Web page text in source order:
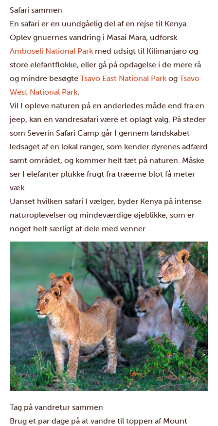
Safari sammen
En safari er en uundgåelig del af en rejse til Kenya.
Oplev gnuernes vandring i Masai Mara, udforsk
Amboseli National Park med udsigt til Kilimanjaro og
store elefantflokke, eller gå på opdagelse i de mere rå
og mindre besøgte Tsavo East National Park og Tsavo
West National Park.
Vil I opleve naturen på en anderledes måde end fra en
jeep, kan en vandresafari være et oplagt valg. På steder
som Severin Safari Camp går I gennem landskabet
ledsaget af en lokal ranger, som kender dyrenes adfærd
samt området, og kommer helt tæt på naturen. Måske
ser I elefanter plukke frugt fra træerne blot få meter
væk.
Uanset hvilken safari I vælger, byder Kenya på intense
naturoplevelser og mindeværdige øjeblikke, som er
noget helt særligt at dele med venner.
Tag på vandretur sammen
Brug et par dage på at vandre til toppen af Mount